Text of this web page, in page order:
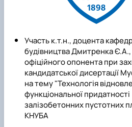
Участь к.т.н., доцента
будівництва Дмитренка Є.А.,
офіційного опонента при
кандидатської дисертації
на тему "Технологія
функціональної придатності
залізобетонних пустотних
КНУБА